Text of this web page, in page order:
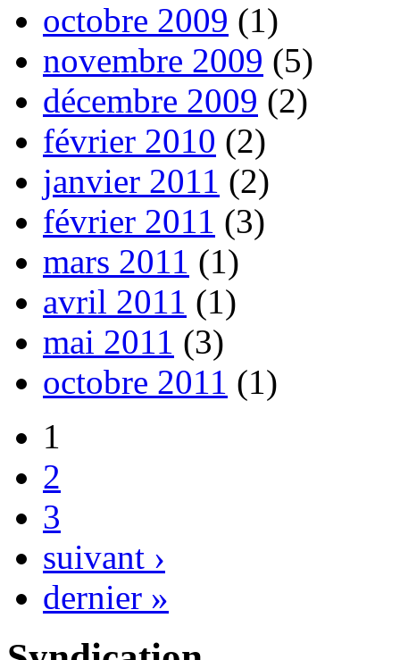
octobre 2009 (1)
novembre 2009 (5)
décembre 2009 (2)
février 2010 (2)
janvier 2011 (2)
février 2011 (3)
mars 2011 (1)
avril 2011 (1)
mai 2011 (3)
octobre 2011 (1)
1
2
3
suivant ›
dernier »